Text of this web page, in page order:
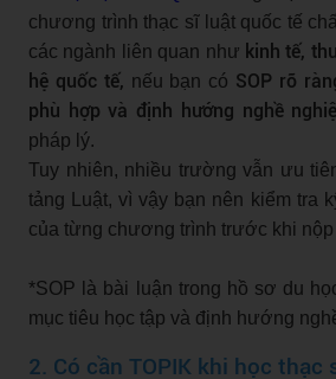
chương trình thạc sĩ luật quốc tế
các ngành liên quan như kinh tế,
hệ quốc tế, nếu bạn có SOP rõ
phù hợp và định hướng nghề
pháp lý.
Tuy nhiên, nhiều trường vẫn ưu
tảng Luật, vì vậy bạn nên kiểm tra
của từng chương trình trước khi
*SOP là bài luận trong hồ sơ du
mục tiêu học tập và định hướng
2. Có cần TOPIK khi học thạc